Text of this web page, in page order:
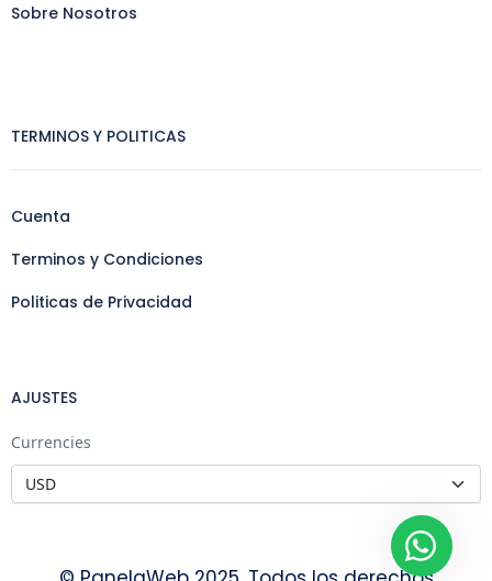
Sobre Nosotros
TERMINOS Y POLITICAS
Cuenta
Terminos y Condiciones
Politicas de Privacidad
AJUSTES
Currencies